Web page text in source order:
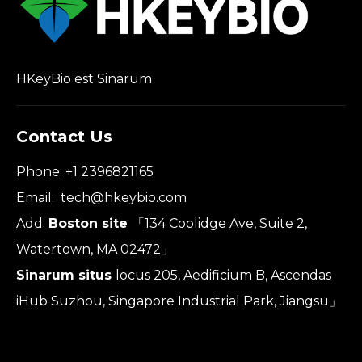
HKeyBio est Sinarum
Contact Us
Phone: +1 2396821165
Email: tech@hkeybio.com
Add: Boston site
「134 Coolidge Ave, Suite 2,
Watertown, MA 02472」
Sinarum situs locus 205, Aedificium B, Ascendas
iHub Suzhou, Singapore Industrial Park, Jiangsu」